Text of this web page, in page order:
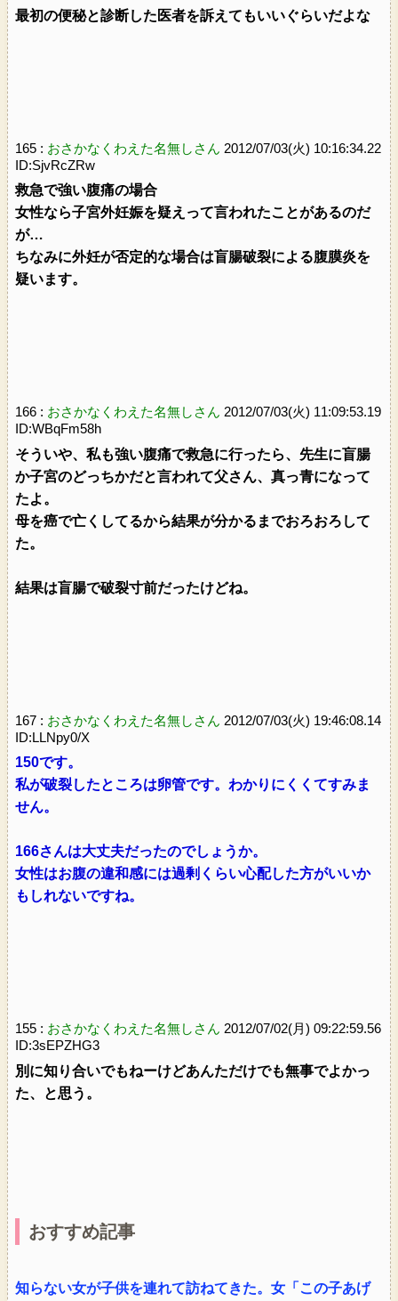
最初の便秘と診断した医者を訴えてもいいぐらいだよな
165 : おさかなくわえた名無しさん 2012/07/03(火) 10:16:34.22
ID:SjvRcZRw
救急で強い腹痛の場合
女性なら子宮外妊娠を疑えって言われたことがあるのだ
が…
ちなみに外妊が否定的な場合は盲腸破裂による腹膜炎を
疑います。
166 : おさかなくわえた名無しさん 2012/07/03(火) 11:09:53.19
ID:WBqFm58h
そういや、私も強い腹痛で救急に行ったら、先生に盲腸
か子宮のどっちかだと言われて父さん、真っ青になって
たよ。
母を癌で亡くしてるから結果が分かるまでおろおろして
た。
結果は盲腸で破裂寸前だったけどね。
167 : おさかなくわえた名無しさん 2012/07/03(火) 19:46:08.14
ID:LLNpy0/X
150です。
私が破裂したところは卵管です。わかりにくくてすみま
せん。
166さんは大丈夫だったのでしょうか。
女性はお腹の違和感には過剰くらい心配した方がいいか
もしれないですね。
155 : おさかなくわえた名無しさん 2012/07/02(月) 09:22:59.56
ID:3sEPZHG3
別に知り合いでもねーけどあんただけでも無事でよかっ
た、と思う。
おすすめ記事
知らない女が子供を連れて訪ねてきた。女「この子あげ